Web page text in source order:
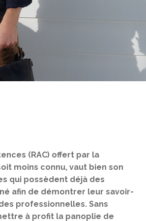
(RAC) offert par la
moins connu, vaut bien son
qui possèdent déjà des
afin de démontrer leur savoir-
professionnelles. Sans
à profit la panoplie de